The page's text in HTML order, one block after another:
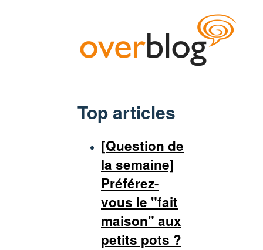
Top articles
[Question de
la semaine]
Préférez-
vous le "fait
maison" aux
petits pots ?